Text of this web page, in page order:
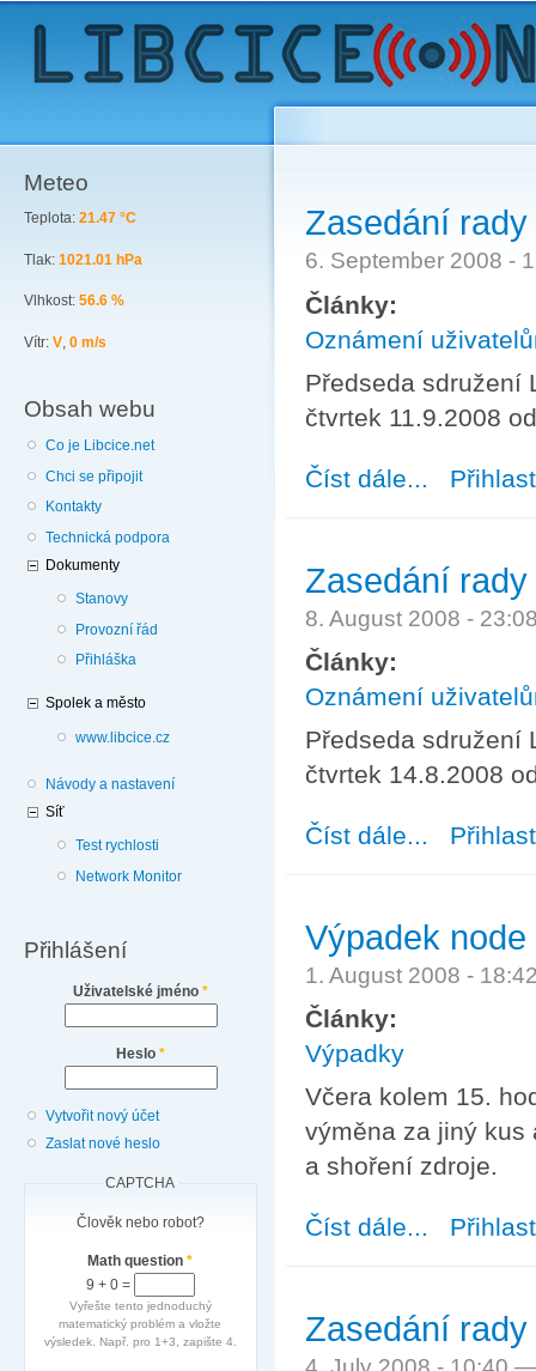
Meteo
Teplota: 21.47 °C
Tlak: 1021.01 hPa
Vlhkost: 56.6 %
Vítr: V, 0 m/s
Obsah webu
Co je Libcice.net
Chci se připojit
Kontakty
Technická podpora
Dokumenty
Stanovy
Provozní řád
Přihláška
Spolek a město
www.libcice.cz
Návody a nastavení
Síť
Test rychlosti
Network Monitor
Přihlášení
Uživatelské jméno *
Heslo *
Vytvořit nový účet
Zaslat nové heslo
CAPTCHA
Člověk nebo robot?
Math question*
9 + 0 =
Vyřešte tento jednoduchý
matematický problém a vložte
výsledek. Např. pro 1+3, zapište 4.
Zasedání
6. September 2008 -
Články:
Oznámení
Předseda sdružení
čtvrtek 11.9.2008
Číst dále... about
Zasedání
8. August 2008 -
Články:
Oznámení
Předseda sdružení
čtvrtek 14.8.2008
Číst dále... about
Výpadek
1. August 2008 -
Články:
Výpadky
Včera kolem 15.
výměna za jiný kus
a shoření zdroje.
Číst dále... about Výpadek
Zasedání